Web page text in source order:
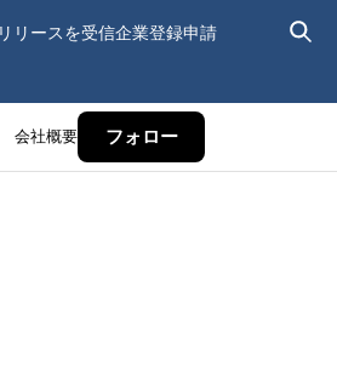
リースを受信企業登録申請
会社概要 フォロー